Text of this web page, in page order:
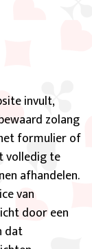
invult,
zolang
formulier of
volledig te
afhandelen.
van
door een
dat